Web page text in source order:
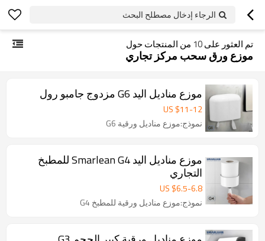
الرجاء إدخال مصطلح البحث
تم العثور على10 من المنتجات حول
موزع ورق سحب مركز تجاري
موزع مناديل اليد G6 مزدوج جامبو رول
US $11-12
نموذج:موزع مناديل ورقية G6
موزع مناديل اليد Smarlean G4 للمطبخ
التجاري
US $6.5-6.8
نموذج:موزع مناديل ورقية للمطبخ G4